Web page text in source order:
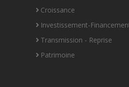
Croissance
Investissement-
Transmission - Reprise
Patrimoine